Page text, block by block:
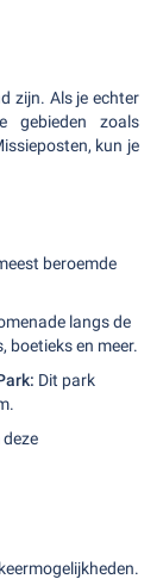
zijn. Als je echter
gebieden zoals
kun je
beroemde
langs de
en meer.
Dit park